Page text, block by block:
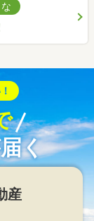
く
産